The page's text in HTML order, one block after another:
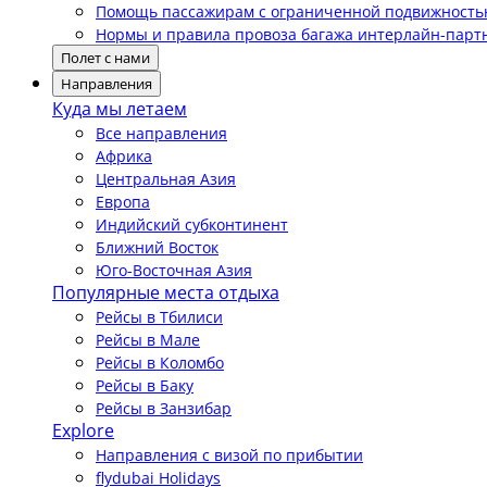
Помощь пассажирам с ограниченной
Нормы и правила провоза багажа интерлайн-
Полет с нами
Направления
Куда мы летаем
Все направления
Африка
Центральная Азия
Европа
Индийский субконтинент
Ближний Восток
Юго-Восточная Азия
Популярные места отдыха
Рейсы в Тбилиси
Рейсы в Мале
Рейсы в Коломбо
Рейсы в Баку
Рейсы в Занзибар
Explore
Направления с визой по прибытии
flydubai Holidays